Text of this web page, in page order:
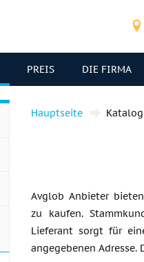
PREIS DIE FIRMA
Hauptseite Katalog
Avglob Anbieter
zu kaufen.
Lieferant sorgt für
angegebenen Adresse.